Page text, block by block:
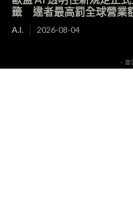
籤 違者最高罰全球營業
A.I. 2026-08-04
- 廣